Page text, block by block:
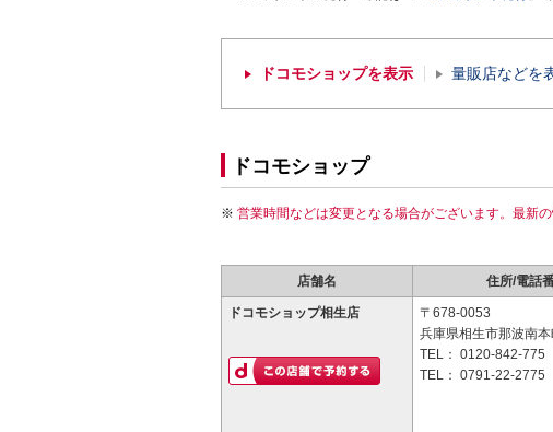
ドコモショップを表示 量販店などを
ドコモショップ
営業時間などは変更となる場合がございます。最新
店舗名 住所/電話
ドコモショップ相生店
〒678-0053
兵庫県相生市那波南
TEL： 0120-842-775
TEL： 0791-22-2775